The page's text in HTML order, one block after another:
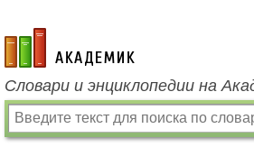
academic.ru
Словари и энциклопедии на